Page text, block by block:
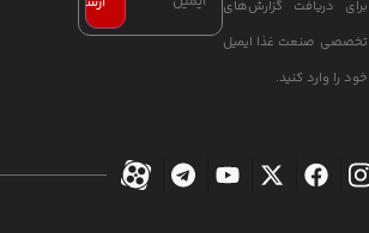
برای دریافت گزارش‌های
تخصصی صنعت غذا ایمیل
خود را وارد کنید.